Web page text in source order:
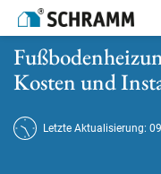
Startseite
Fußbodenheizungs-
Kosten und
Letzte Aktualisierung: